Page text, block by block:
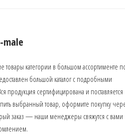
male
товары категории в большом ассортименте
большой каталог с подробными
сертифицирована и поставляется
выбранный товар, оформите покупку
заказ — наши менеджеры свяжутся с вами